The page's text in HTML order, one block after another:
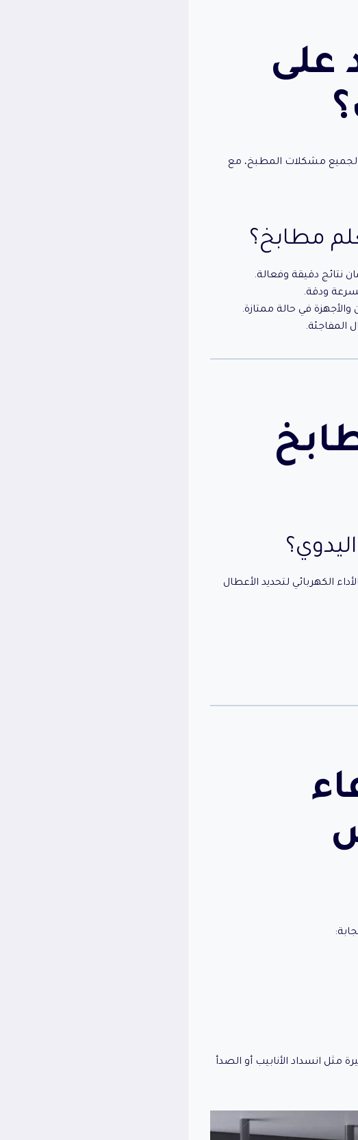
على
مشكلات المطبخ، مع
مطابخ؟
نتائج دقيقة وفعالة.
ودقة.
في حالة ممتازة.
المفاجئة.
الكهربائي لتحديد الأعطال
مثل انسداد الأنابيب أو الصدأ